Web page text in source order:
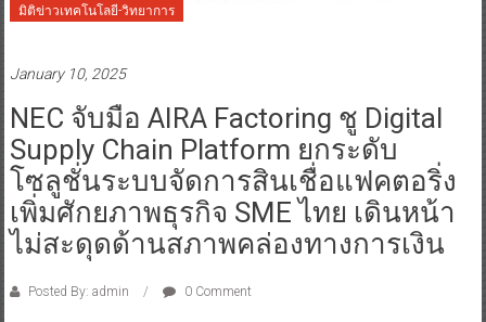
มิติข่าวเทคโนโลยี-วิทยาการ
January 10, 2025
NEC จับมือ AIRA Factoring ชู Digital
Supply Chain Platform ยกระดับ
โซลูชั่นระบบจัดการสินเชื่อแฟคตอริ่ง
เพิ่มศักยภาพธุรกิจ SME ไทย เดินหน้า
ไม่สะดุดด้านสภาพคล่องทางการเงิน
Posted By: admin 0 Comment